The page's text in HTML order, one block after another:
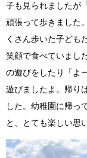
子も見られましたが
頑張って歩きました
くさん歩いた子ども
笑顔で食べていまし
の遊びをしたり「よ
遊びましたよ。帰り
した。幼稚園に帰っ
と、とても楽しい思